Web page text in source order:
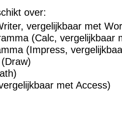
over:
vergelijkbaar met
(Calc, vergelijkbaar
(Impress,
met Access)